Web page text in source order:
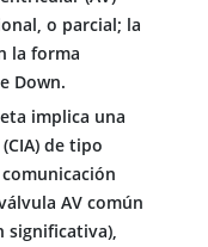
o parcial; la
la forma
Down.
implica una
de tipo
AV común
significativa),